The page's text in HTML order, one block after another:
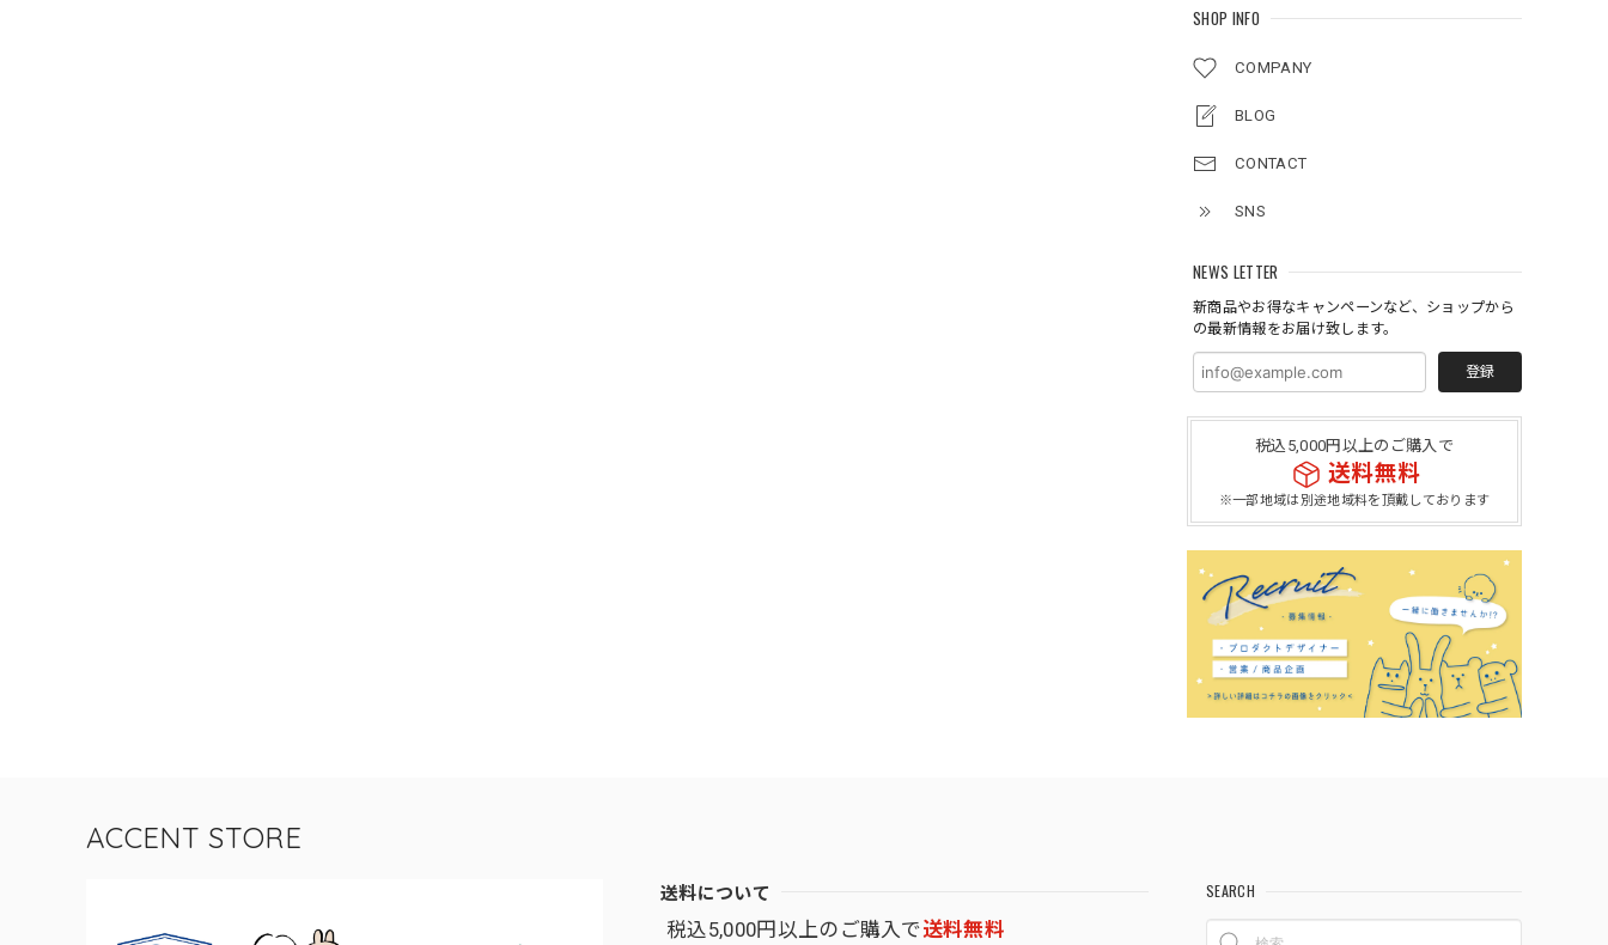
SHOP INFO
COMPANY
BLOG
CONTACT
SNS
NEWS LETTER
新商品やお得なキャンペーンなど、ショップから
の最新情報をお届け致します。
登録
税込5,000円以上のご購入で
送料無料
※一部地域は別途地域料を頂戴しております
ACCENT STORE
送料について
税込5,000円以上のご購入で送料無料
SEARCH